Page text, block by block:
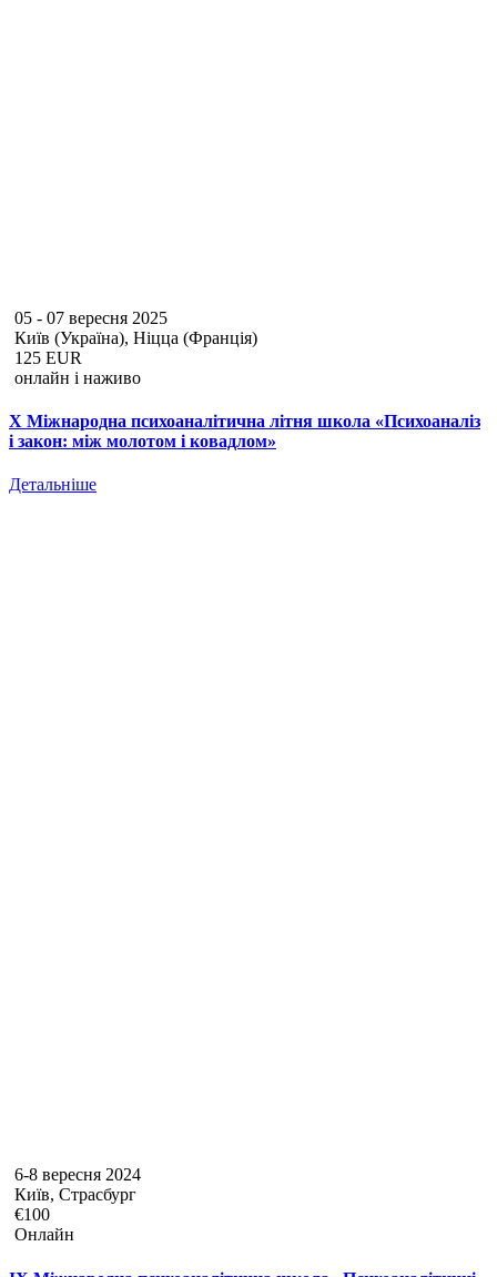
05 - 07 вересня 2025
Київ (Україна), Ніцца (Франція)
125 EUR
онлайн і наживо
Х Міжнародна психоаналітична літня школа «Психоаналіз
і закон: між молотом і ковадлом»
Детальніше
6-8 вересня 2024
Київ, Страсбург
€100
Онлайн